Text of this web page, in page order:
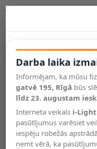
Salīdzināt
Vēlmju
saraksts
Darba laika
Informējam, ka mūsu
gatvē 195, Rīgā būs
līdz 23. augustam
Interneta veikals i-
pasūtījumus varēsiet
iespēju robežās
ņemt vērā, ka